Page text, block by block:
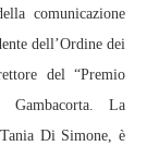
comunicazione
dell’Ordine dei
del “Premio
La
Di Simone, è